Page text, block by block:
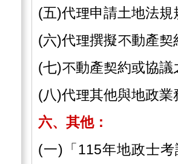
(五)代理申請土地法
(六)代理撰擬不動產
(七)不動產契約或協議
(八)代理其他與地
六、其他：
(一)「115年地政士